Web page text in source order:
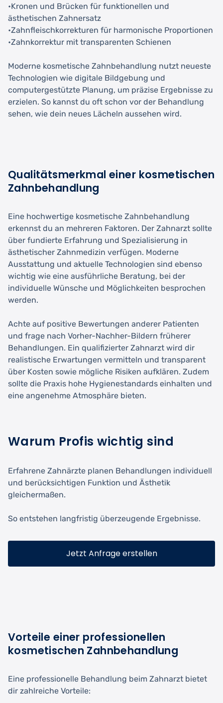
•Kronen und Brücken für funktionellen und
ästhetischen Zahnersatz
•Zahnfleischkorrekturen für harmonische Proportionen
•Zahnkorrektur mit transparenten Schienen
Moderne kosmetische Zahnbehandlung nutzt neueste
Technologien wie digitale Bildgebung und
computergestützte Planung, um präzise Ergebnisse zu
erzielen. So kannst du oft schon vor der Behandlung
sehen, wie dein neues Lächeln aussehen wird.
Qualitätsmerkmal einer kosmetischen
Zahnbehandlung
Eine hochwertige kosmetische Zahnbehandlung
erkennst du an mehreren Faktoren. Der Zahnarzt sollte
über fundierte Erfahrung und Spezialisierung in
ästhetischer Zahnmedizin verfügen. Moderne
Ausstattung und aktuelle Technologien sind ebenso
wichtig wie eine ausführliche Beratung, bei der
individuelle Wünsche und Möglichkeiten besprochen
werden.
Achte auf positive Bewertungen anderer Patienten
und frage nach Vorher-Nachher-Bildern früherer
Behandlungen. Ein qualifizierter Zahnarzt wird dir
realistische Erwartungen vermitteln und transparent
über Kosten sowie mögliche Risiken aufklären. Zudem
sollte die Praxis hohe Hygienestandards einhalten und
eine angenehme Atmosphäre bieten.
Warum Profis wichtig sind
Erfahrene Zahnärzte planen Behandlungen individuell
und berücksichtigen Funktion und Ästhetik
gleichermaßen.
So entstehen langfristig überzeugende Ergebnisse.
Jetzt Anfrage erstellen
Vorteile einer professionellen
kosmetischen Zahnbehandlung
Eine professionelle Behandlung beim Zahnarzt bietet
dir zahlreiche Vorteile: